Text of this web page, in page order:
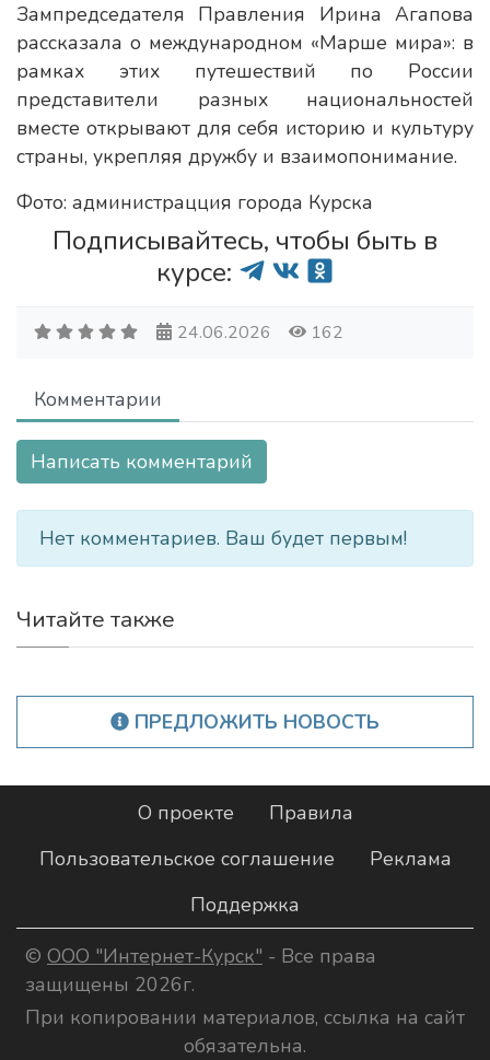
Зампредседателя Правления Ирина Агапова
рассказала о международном «Марше мира»: в
рамках этих путешествий по России
представители разных национальностей
вместе открывают для себя историю и культуру
страны, укрепляя дружбу и взаимопонимание.
Фото: администрацция города Курска
Подписывайтесь, чтобы быть в
курсе:
24.06.2026 162
Комментарии
Написать комментарий
Нет комментариев. Ваш будет первым!
Читайте также
ПРЕДЛОЖИТЬ НОВОСТЬ
О проекте
Правила
Пользовательское соглашение
Реклама
Поддержка
© ООО "Интернет-Курск" - Все права
защищены 2026г.
При копировании материалов, ссылка на сайт
обязательна.